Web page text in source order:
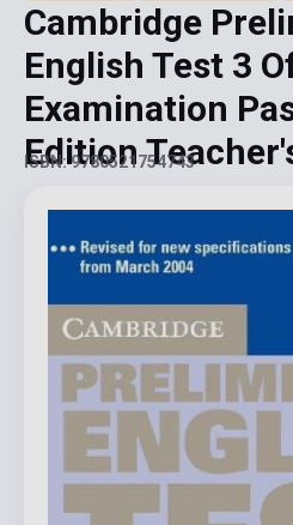
Cambridge
English Test 3
Examination
Edition
ISBN: 9780521754743